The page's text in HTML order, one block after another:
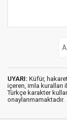
UYARI: Küfür,
içeren, imla kuralları
Türkçe karakter
onaylanmamaktadır.